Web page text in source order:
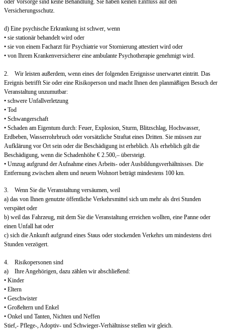
oder Vorsorge sind keine Behandlung. Sie haben keinen Einfluss auf den
Versicherungsschutz.
d) Eine psychische Erkrankung ist schwer, wenn
• sie stationär behandelt wird oder
• sie von einem Facharzt für Psychiatrie vor Stornierung attestiert wird oder
• von Ihrem Krankenversicherer eine ambulante Psychotherapie genehmigt wird.
2. Wir leisten außerdem, wenn eines der folgenden Ereignisse unerwartet eintritt. Das
Ereignis betrifft Sie oder eine Risikoperson und macht Ihnen den planmäßigen Besuch der
Veranstaltung unzumutbar:
• schwere Unfallverletzung
• Tod
• Schwangerschaft
• Schaden am Eigentum durch: Feuer, Explosion, Sturm, Blitzschlag, Hochwasser,
Erdbeben, Wasserrohrbruch oder vorsätzliche Straftat eines Dritten. Sie müssen zur
Aufklärung vor Ort sein oder die Beschädigung ist erheblich. Als erheblich gilt die
Beschädigung, wenn die Schadenhöhe € 2.500,– übersteigt.
• Umzug aufgrund der Aufnahme eines Arbeits- oder Ausbildungsverhältnisses. Die
Entfernung zwischen altem und neuem Wohnort beträgt mindestens 100 km.
3. Wenn Sie die Veranstaltung versäumen, weil
a) das von Ihnen genutzte öffentliche Verkehrsmittel sich um mehr als drei Stunden
verspätet oder
b) weil das Fahrzeug, mit dem Sie die Veranstaltung erreichen wollten, eine Panne oder
einen Unfall hat oder
c) sich die Ankunft aufgrund eines Staus oder stockenden Verkehrs um mindestens drei
Stunden verzögert.
4. Risikopersonen sind
a) Ihre Angehörigen, dazu zählen wir abschließend:
• Kinder
• Eltern
• Geschwister
• Großeltern und Enkel
• Onkel und Tanten, Nichten und Neffen
Stief,- Pflege-, Adoptiv- und Schwieger-Verhältnisse stellen wir gleich.